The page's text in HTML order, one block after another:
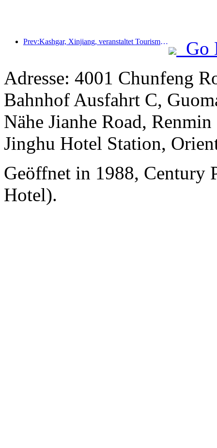
Prev:Kashgar, Xinjiang, veranstaltet Tourismus-Werbeevent zur Förderung des interethnischen Austauschs.
Go
Adresse: 4001 Chunfeng
Bahnhof Ausfahrt C,
Nähe Jianhe Road,
Jinghu Hotel Station,
Geöffnet in 1988, Century
Hotel).